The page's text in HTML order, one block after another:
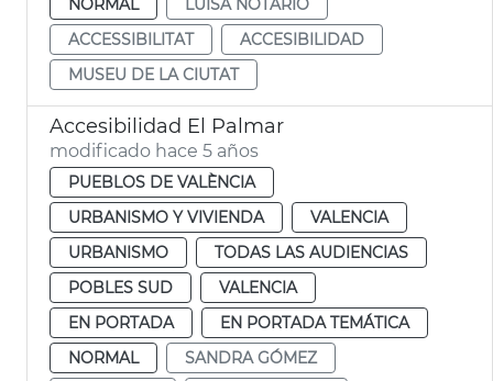
ACCESSIBILITAT
ACCESIBILIDAD
MUSEU DE LA CIUTAT
Accesibilidad El Palmar
modificado hace 5 años
PUEBLOS DE VALÈNCIA
URBANISMO Y VIVIENDA
VALENCIA
URBANISMO
TODAS LAS AUDIENCIAS
POBLES SUD
VALENCIA
EN PORTADA
EN PORTADA TEMÁTICA
NORMAL
SANDRA GÓMEZ